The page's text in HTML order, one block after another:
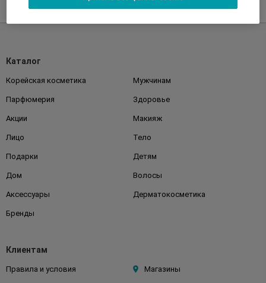
UA RU
Каталог
Корейская косметика Мужчинам
Парфюмерия Здоровье
Акции Макияж
Лицо Тело
Подарки Детям
Дом Волосы
Аксессуары Дерматокосметика
Бренды
Клиентам
Правила и условия Магазины